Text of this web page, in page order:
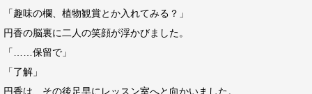
「趣味の欄、植物観賞とか入れてみる？」
円香の脳裏に二人の笑顔が浮かびました。
「……保留で」
「了解」
円香は、その後足早にレッスン室へと向かいました。